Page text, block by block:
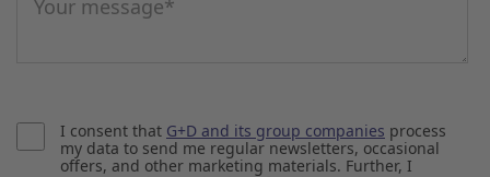
I consent that G+D and its group companies process
my data to send me regular newsletters, occasional
offers, and other marketing materials. Further, I